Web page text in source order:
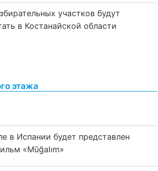
участков будут
в Костанайской области
этажа
в Испании будет представлен
«Mūğalım»